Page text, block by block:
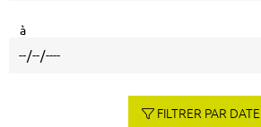
à
FILTRER PAR DATE